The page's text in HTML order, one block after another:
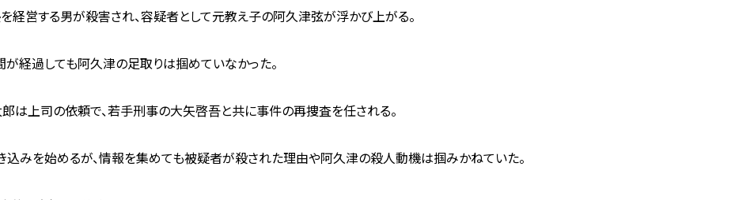
経営する男が殺害され、容疑者として元教え子の阿久津弦が浮かび上がる。
が経過しても阿久津の足取りは掴めていなかった。
は上司の依頼で、若手刑事の大矢啓吾と共に事件の再捜査を任される。
みを始めるが、情報を集めても被疑者が殺された理由や阿久津の殺人動機は掴みかねていた。